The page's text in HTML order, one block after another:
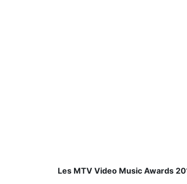
Les MTV Video Music Awards